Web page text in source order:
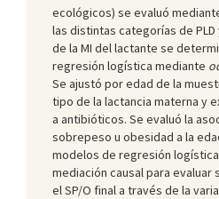
ecológicos) se evaluó
las distintas categorías de
de la MI del lactante se
regresión logística mediante
Se ajustó por edad de la
tipo de la lactancia materna y
a antibióticos. Se evaluó la
sobrepeso u obesidad a la
modelos de regresión
mediación causal para evaluar
el SP/O final a través de la